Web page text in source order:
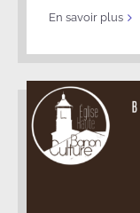
En savoir plus